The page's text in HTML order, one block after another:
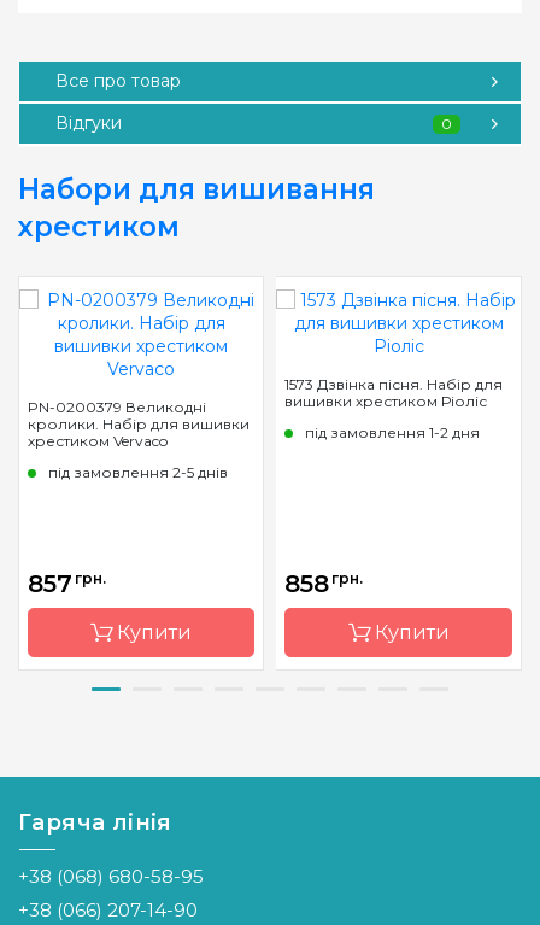
Все про товар
Відгуки
0
Набори для вишивання
хрестиком
PN-0200379 Великодні
кролики. Набір для вишивки
хрестиком Vervaco
під замовлення 2-5 днів
857 грн.
Купити
Країна
Бельгія
Розмір
8x12 см *3
Канва
Aida № 18
Zweigart
1573 Дзвінка пісня. Набір для
вишивки хрестиком Ріоліс
під замовлення 1-2 дня
858 грн.
Купити
Країна
Литва
Гаряча лінія
+38 (068) 680-58-95
+38 (066) 207-14-90